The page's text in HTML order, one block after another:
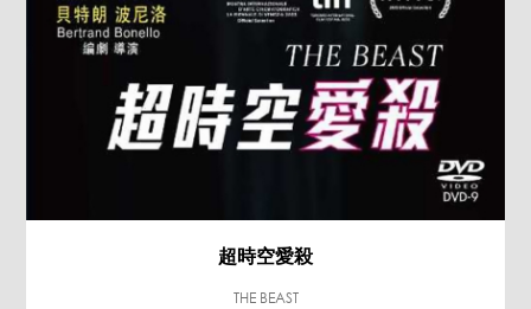
超時空愛殺
THE BEAST